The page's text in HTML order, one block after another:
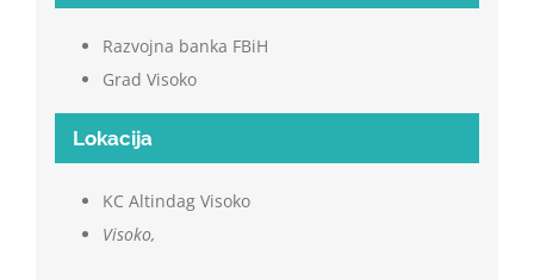
Lokacija
KC Altindag Visoko
Visoko,
Razvojna banka FBiH
Grad Visoko